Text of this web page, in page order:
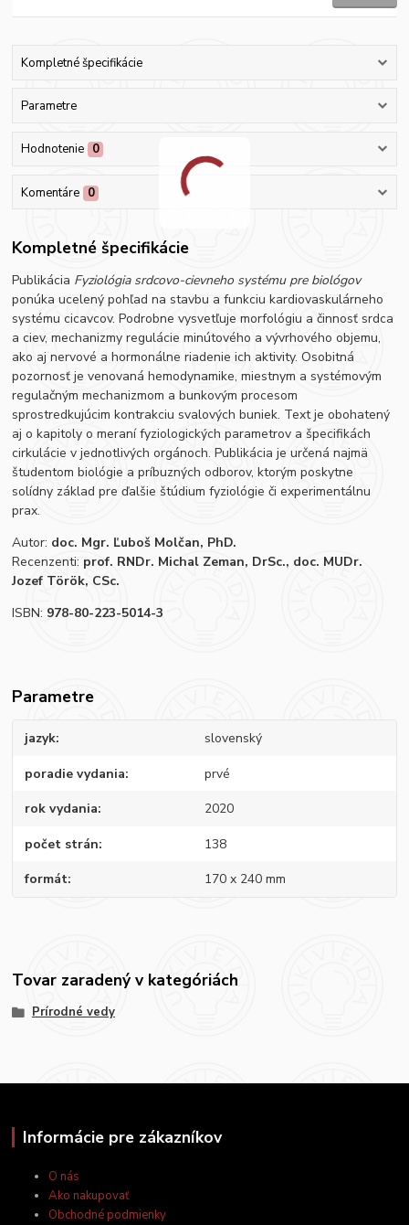
Kompletné špecifikácie
Parametre
Hodnotenie 0
Komentáre 0
Kompletné špecifikácie
Publikácia Fyziológia srdcovo-cievneho systému pre biológov
ponúka ucelený pohľad na stavbu a funkciu kardiovaskulárneho
systému cicavcov. Podrobne vysvetľuje morfológiu a činnosť srdca
a ciev, mechanizmy regulácie minútového a vývrhového objemu,
ako aj nervové a hormonálne riadenie ich aktivity. Osobitná
pozornosť je venovaná hemodynamike, miestnym a systémovým
regulačným mechanizmom a bunkovým procesom
sprostredkujúcim kontrakciu svalových buniek. Text je obohatený
aj o kapitoly o meraní fyziologických parametrov a špecifikách
cirkulácie v jednotlivých orgánoch. Publikácia je určená najmä
študentom biológie a príbuzných odborov, ktorým poskytne
solídny základ pre ďalšie štúdium fyziológie či experimentálnu
prax.
Autor: doc. Mgr. Ľuboš Molčan, PhD.
Recenzenti: prof. RNDr. Michal Zeman, DrSc., doc. MUDr.
Jozef Török, CSc.
ISBN: 978-80-223-5014-3
Parametre
jazyk slovenský
poradie vydania prvé
rok vydania 2020
počet strán 138
formát 170 x 240 mm
Tovar zaradený v kategóriách
Prírodné vedy
Informácie pre zákazníkov
O nás
Ako nakupovať
Obchodné podmienky